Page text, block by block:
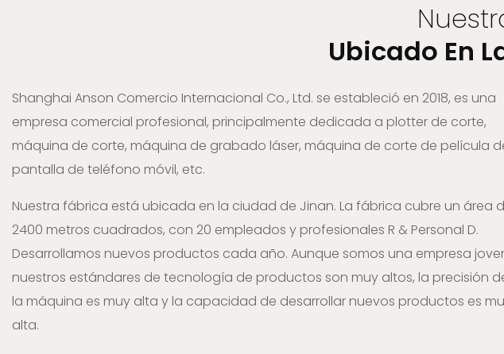
Ubicado En
Shanghai Anson Comercio Internacional Co., Ltd. se estableció en 2018, es una
empresa comercial profesional, principalmente dedicada a plotter de corte,
máquina de corte, máquina de grabado láser, máquina de corte de película
pantalla de teléfono móvil, etc.
Nuestra fábrica está ubicada en la ciudad de Jinan. La fábrica cubre un área
2400 metros cuadrados, con 20 empleados y profesionales R & Personal D.
Desarrollamos nuevos productos cada año. Aunque somos una empresa
nuestros estándares de tecnología de productos son muy altos, la precisión
la máquina es muy alta y la capacidad de desarrollar nuevos productos es
alta.